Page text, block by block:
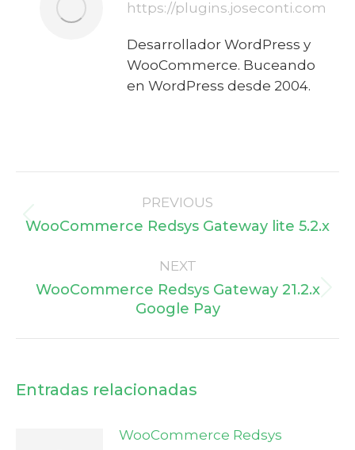
https://plugins.joseconti.com
Desarrollador WordPress y
WooCommerce. Buceando
en WordPress desde 2004.
PREVIOUS
Previous
WooCommerce Redsys Gateway lite 5.2.x
NEXT
Next
post:
WooCommerce Redsys Gateway 21.2.x
Google Pay
Entradas relacionadas
WooCommerce Redsys